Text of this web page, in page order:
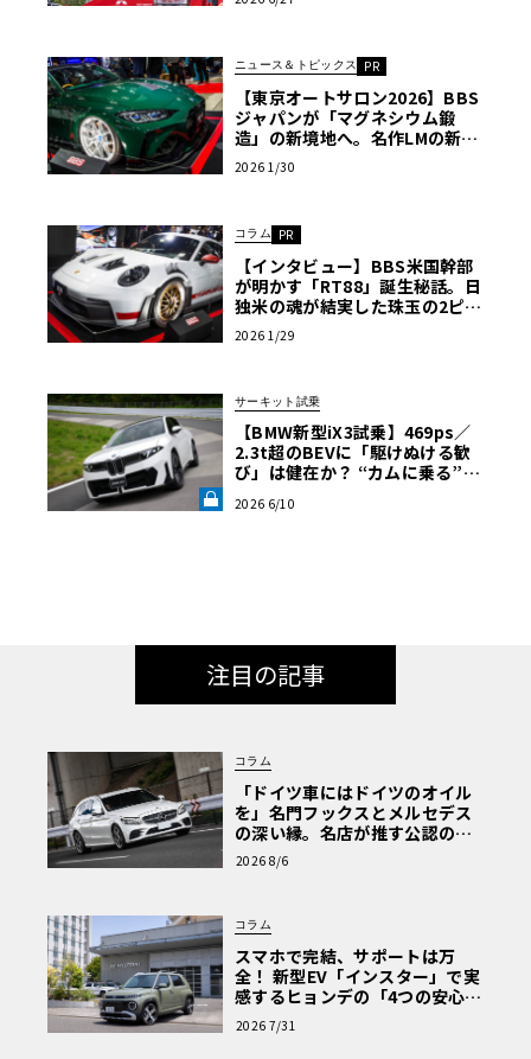
ニュース＆トピックス PR
【東京オートサロン2026】BBS
ジャパンが「マグネシウム鍛
造」の新境地へ。名作LMの新色
や、フォルテガ22インチも一挙
公開〈PR〉
2026 1/30
コラム PR
【インタビュー】BBS米国幹部
が明かす「RT88」誕生秘話。日
独米の魂が結実した珠玉の2ピー
ス鍛造ホイール〈PR〉
2026 1/29
サーキット試乗
【BMW新型iX3試乗】469ps／
2.3t超のBEVに「駆けぬける歓
び」は健在か？ “カムに乗る”官
NT LAB》
2026 6/10
注目の記事
コラム
「ドイツ車にはドイツのオイル
を」名門フックスとメルセデス
の深い縁。名店が推す公認の安
心と、Cクラスで味わうシルキー
な走り〈PR〉
2026 8/6
コラム
スマホで完結、サポートは万
全！ 新型EV「インスター」で実
感するヒョンデの「4つの安心」
【第1回・ヒョンデ6つの疑問：
Why? Hyundai?】〈PR〉
2026 7/31